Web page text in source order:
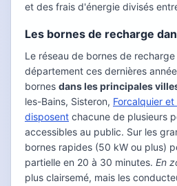
et des frais d'énergie divisés
Les bornes de recharge
Le réseau de bornes de
département ces dernières
bornes dans les principales
les-Bains, Sisteron, Forcalquier
disposent chacune de plusieurs
accessibles au public. Sur les
bornes rapides (50 kW ou plus)
partielle en 20 à 30 minutes. En
plus clairsemé, mais les